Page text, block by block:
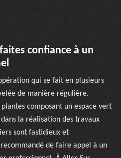
confiance à un
qui se fait en plusieurs
de manière régulière.
composant un espace vert
la réalisation des travaux
sont fastidieux et
de faire appel à un